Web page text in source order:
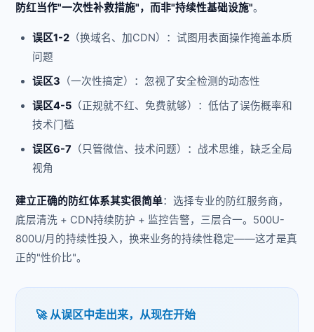
防红当作"一次性补救措施"，而非"持续性基础设施"。
误区1-2 （换域名、加CDN）：试图用表面操作掩盖本质
问题
误区3 （一次性搞定）：忽视了安全检测的动态性
误区4-5 （正规就不红、免费就够）：低估了误伤概率和
技术门槛
误区6-7 （只管微信、技术问题）：战术思维，缺乏全局
视角
建立正确的防红体系其实很简单：选择专业的防红服务商，
底层清洗 + CDN持续防护 + 监控告警，三层合一。500U-
800U/月的持续性投入，换来业务的持续性稳定——这才是真
正的"性价比"。
🚀 从误区中走出来，从现在开始